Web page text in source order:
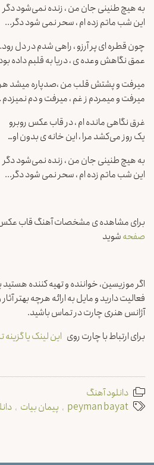
به هیچ طنینی جان من ، زنده نمی‌شود دگر
این شب ماتم زده ام ، سحر نمی شود دگر.‌..
چون قطره ای پر آرزو ، راهی شدم در دل
عمق نگاهش وعده ی ، دریا به قلبم داده
میرفت و پشتش قلب من ،صدپاره میشد
میرفت و میمردم ز غم ، میرفت و دم نمیزدم
غرق نگاهی مانده ام ، در قاب عکس روبرو
یک روز می‌کشد مرا ، این خانه ی بدون او…
به هیچ طنینی جان من ، زنده نمی‌شود دگر
این شب ماتم زده ام ، سحر نمی شود دگر.‌..
برای مشاهده ی مشخصات آهنگ قاب
صفحهشوید
اگر موزیسین، خواننده و تهیه کننده
فعالیت دارید و مایل به ارائه هرچه بهتر
آژانس هنری چارت در تماس باشید.
برای ارتباط با چارت روی این لینک یا گزینه
دانلود آهنگ
peyman bayat
پیمان بیات